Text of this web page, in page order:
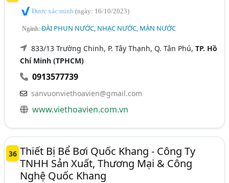
Được xác minh(ngày: 16/10/2023)
Ngành:ĐÀI PHUN NƯỚC, NHẠC NƯỚC, MÀN NƯỚC
833/13 Trường Chinh, P. Tây Thạnh, Q. Tân Phú,TP. Hồ
Chí Minh (TPHCM)
0913577739
sanvuonviethoavien@gmail.com
www.viethoavien.com.vn
36 Thiết Bị Bể Bơi Quốc Khang - Công Ty
TNHH Sản Xuất, Thương Mại & Công
Nghệ Quốc Khang